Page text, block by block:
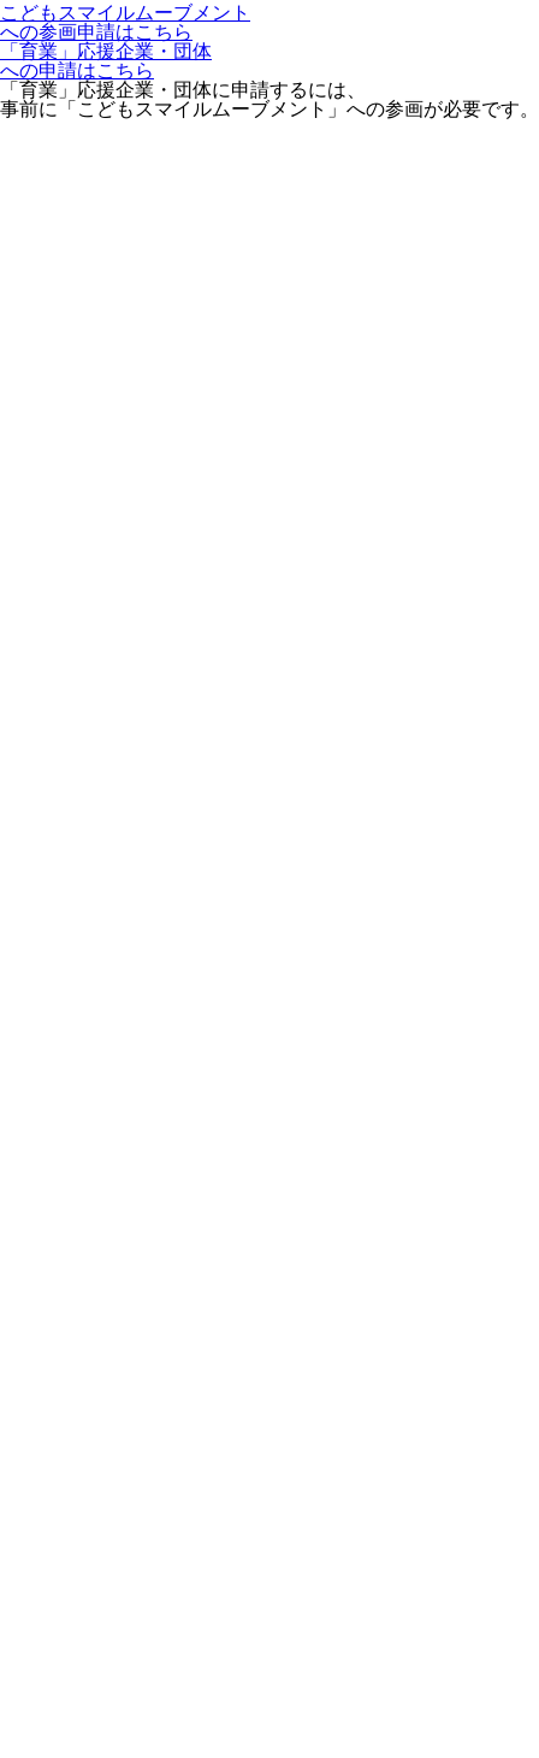
こどもスマイルムーブメント
への参画申請はこちら
「育業」応援企業・団体
への申請はこちら
「育業」応援企業・団体に申請するには、
事前に「こどもスマイルムーブメント」への参画が必要です。